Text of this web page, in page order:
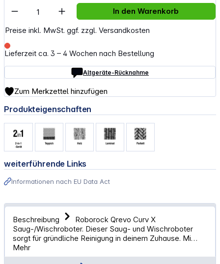
Preise inkl. MwSt. ggf. zzgl. Versandkosten
Lieferzeit ca. 3 – 4 Wochen nach Bestellung
Altgeräte-Rücknahme
Artikel Anzahl: Gib den gewünschten
In den Warenkorb
Zum Merkzettel hinzufügen
Produkteigenschaften
weiterführende Links
Informationen nach EU Data Act
Beschreibung
Roborock Qrevo Curv X
Saug-/Wischroboter. Dieser Saug- und Wischroboter
sorgt für gründliche Reinigung in deinem Zuhause. Mi…
Mehr